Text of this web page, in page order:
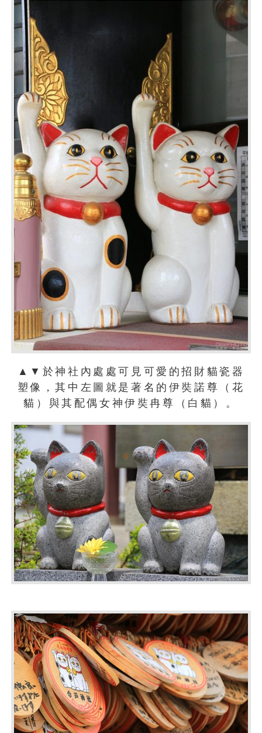
▲▼於神社內處處可見可愛的招財貓瓷器
塑像，其中左圖就是著名的伊奘諾尊（花
貓）與其配偶女神伊奘冉尊（白貓）。